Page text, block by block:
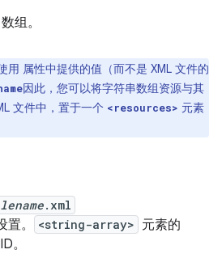
组。
用 属性中提供的值（而不是 XML 文件的
因此，您可以将字符串数组资源与其
文件中，置于一个 <resources> 元素
.xml
。 <string-array> 元素的
。